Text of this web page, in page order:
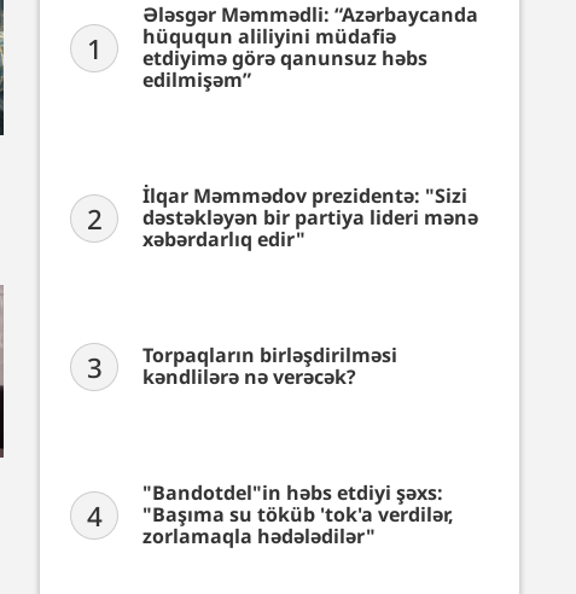
1
Ələsgər Məmmədli: “Azərbaycanda
hüququn aliliyini müdafiə
etdiyimə görə qanunsuz həbs
edilmişəm”
2
İlqar Məmmədov prezidentə: "Sizi
dəstəkləyən bir partiya lideri mənə
xəbərdarlıq edir"
3
Torpaqların birləşdirilməsi
kəndlilərə nə verəcək?
4
"Bandotdel"in həbs etdiyi şəxs:
"Başıma su töküb 'tok'a verdilər,
zorlamaqla hədələdilər"